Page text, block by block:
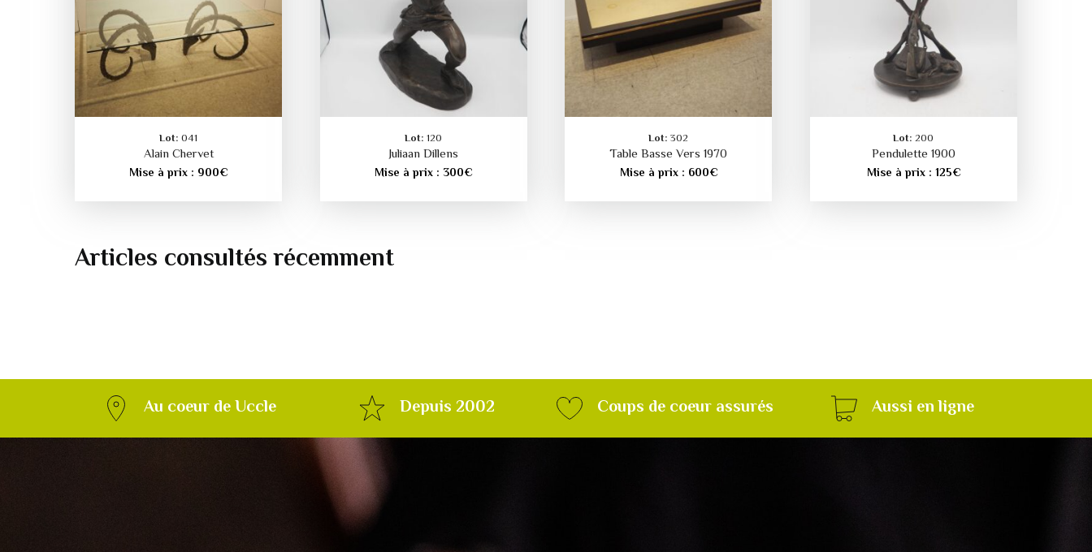
Lot: 041
Alain Chervet
Mise à prix : 900€
Lot: 120
Juliaan Dillens
Mise à prix :300€
Lot: 302
Table Basse Vers 1970
Mise à prix : 600€
Lot: 200
Pendulette 1900
Mise à prix : 125€
Articles consultés récemment
Au coeur de Uccle Depuis 2002 Coups de coeur assurés Aussi en ligne